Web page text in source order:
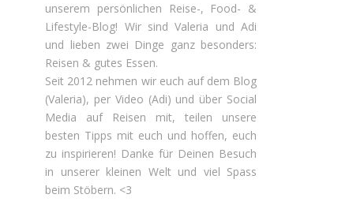
unserem persönlichen Reise-, Food- &
Lifestyle-Blog! Wir sind Valeria und Adi
und lieben zwei Dinge ganz besonders:
Reisen & gutes Essen.
Seit 2012 nehmen wir euch auf dem Blog
(Valeria), per Video (Adi) und über Social
Media auf Reisen mit, teilen unsere
besten Tipps mit euch und hoffen, euch
zu inspirieren! Danke für Deinen Besuch
in unserer kleinen Welt und viel Spass
beim Stöbern. <3